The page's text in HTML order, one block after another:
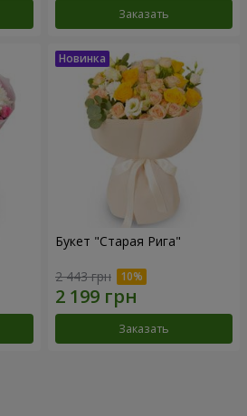
Заказать
Букет "Старая Рига"
2 443 грн
Заказать